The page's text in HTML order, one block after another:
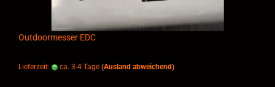
Outdoormesser EDC
Lieferzeit: ca. 3-4 Tage (Ausland abweichend)